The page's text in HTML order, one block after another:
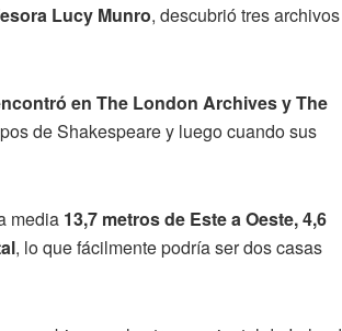
Lucy Munro, descubrió tres archivos
en The London Archives y The
de Shakespeare y luego cuando sus
media 13,7 metros de Este a Oeste, 4,6
, lo que fácilmente podría ser dos casas